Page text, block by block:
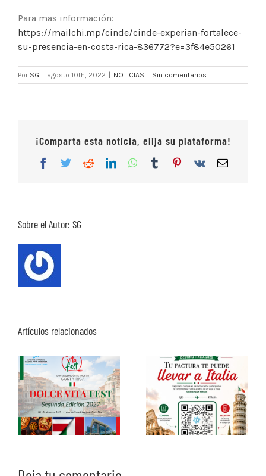
Para mas información:
https://mailchi.mp/cinde/cinde-experian-fortalece-
su-presencia-en-costa-rica-836772?e=3f84e50261
Por SG agosto 10th, 2022 NOTICIAS Sin comentarios
¡Comparta esta noticia, elija su plataforma!
Facebook
TwitterRedditLinkedInWhatsApp
TumblrPinterest
Vk
Correo
Sobre el Autor: SG
Artículos relacionados